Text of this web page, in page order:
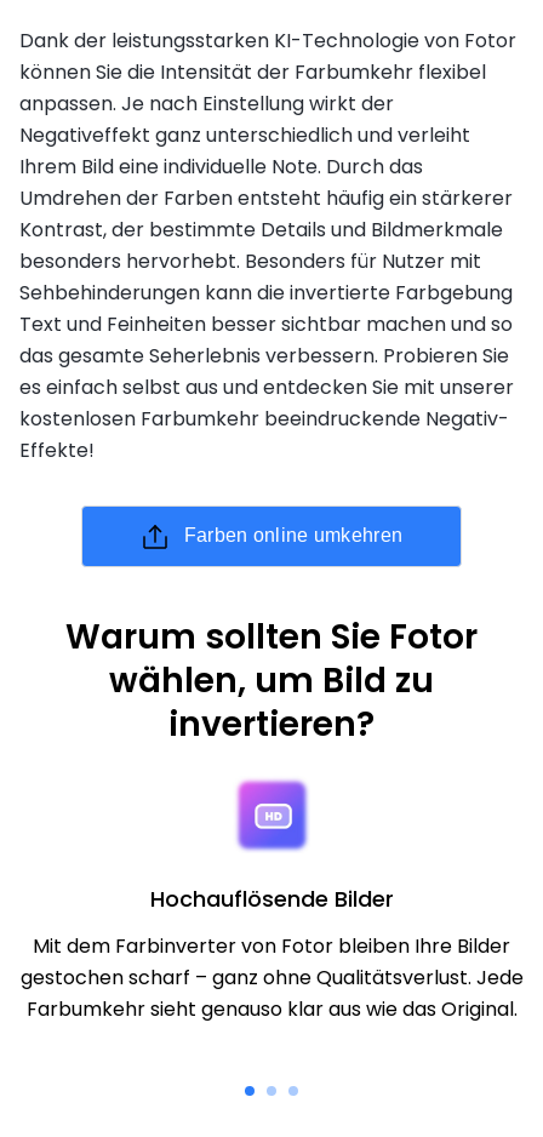
Dank der leistungsstarken KI-Technologie von Fotor
können Sie die Intensität der Farbumkehr flexibel
anpassen. Je nach Einstellung wirkt der
Negativeffekt ganz unterschiedlich und verleiht
Ihrem Bild eine individuelle Note. Durch das
Umdrehen der Farben entsteht häufig ein stärkerer
Kontrast, der bestimmte Details und Bildmerkmale
besonders hervorhebt. Besonders für Nutzer mit
Sehbehinderungen kann die invertierte Farbgebung
Text und Feinheiten besser sichtbar machen und so
das gesamte Seherlebnis verbessern. Probieren Sie
es einfach selbst aus und entdecken Sie mit unserer
kostenlosen Farbumkehr beeindruckende Negativ-
Effekte!
Farben online umkehren
Warum sollten Sie Fotor
wählen, um Bild zu
invertieren?
Hochauflösende Bilder
Mit dem Farbinverter von Fotor bleiben Ihre Bilder
gestochen scharf – ganz ohne Qualitätsverlust. Jede
Farbumkehr sieht genauso klar aus wie das Original.